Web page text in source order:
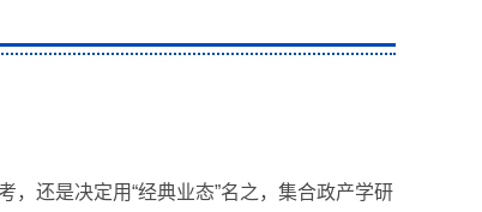
，还是决定用“经典业态”名之，集合政产学研